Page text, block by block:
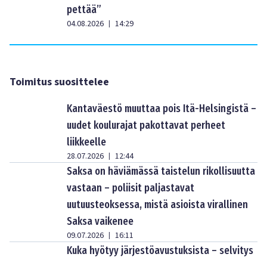
pettää”
04.08.2026 | 14:29
Toimitus suosittelee
Kantaväestö muuttaa pois Itä-Helsingistä –
uudet koulurajat pakottavat perheet
liikkeelle
28.07.2026 | 12:44
Saksa on häviämässä taistelun rikollisuutta
vastaan – poliisit paljastavat
uutuusteoksessa, mistä asioista virallinen
Saksa vaikenee
09.07.2026 | 16:11
Kuka hyötyy järjestöavustuksista – selvitys